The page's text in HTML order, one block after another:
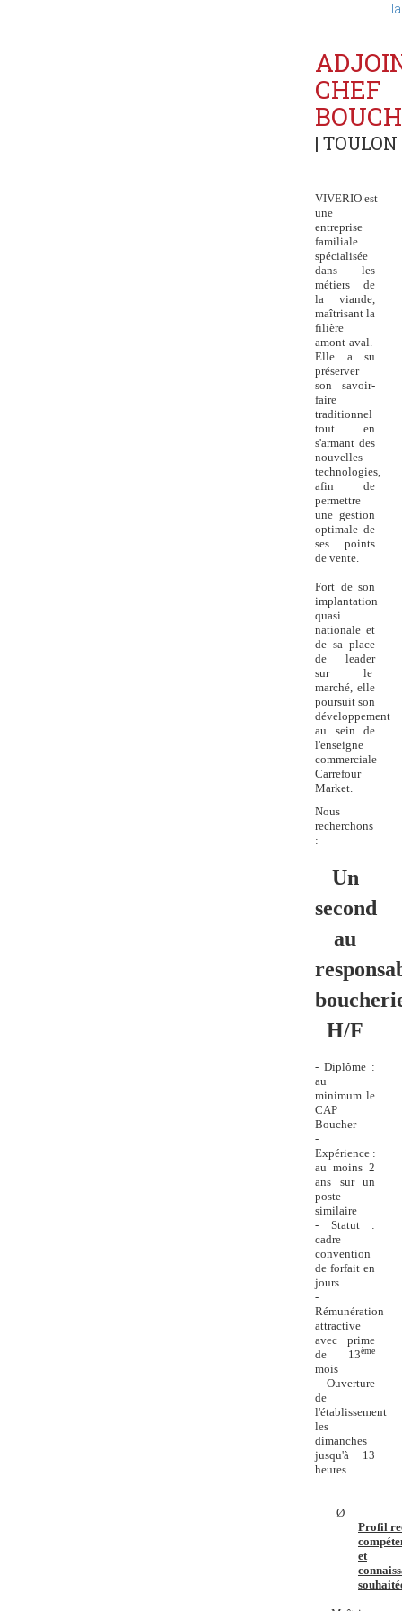
CHEF
| TOULON
VIVERIO est
une
entreprise
familiale
spécialisée
dans les
métiers de
la viande,
maîtrisant la
filière
amont-aval.
Elle a su
préserver
son savoir-
faire
traditionnel
tout en
s'armant des
nouvelles
technologies,
afin de
permettre
une gestion
optimale de
ses points
de vente.
Fort de son
implantation
quasi
nationale et
de sa place
de leader
sur le
marché, elle
poursuit son
développement
au sein de
l'enseigne
commerciale
Carrefour
Market.
Nous
recherchons
:
Un
second
au
H/F
- Diplôme :
au
minimum le
CAP
Boucher
-
Expérience :
au moins 2
ans sur un
poste
similaire
- Statut :
cadre
convention
de forfait en
jours
-
Rémunération
attractive
avec prime
de 13ème
mois
- Ouverture
de
l'établissement
les
dimanches
jusqu'à 13
heures
Ø
Profil
et